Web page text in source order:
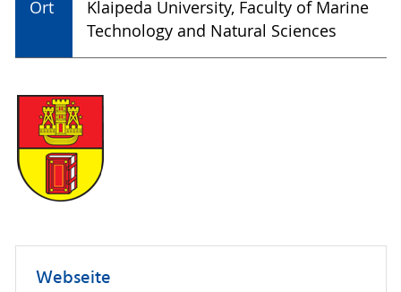
Ort
Klaipeda University, Faculty of Marine
Technology and Natural Sciences
Webseite